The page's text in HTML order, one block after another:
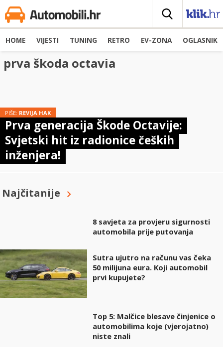
HOME VIJESTI TUNING RETRO EV-ZONA OGLASNIK
prva škoda octavia
PIŠE: REVIJA HAK
Prva generacija Škode Octavije:
Svjetski hit iz radionice čeških
inženjera!
Najčitanije
8 savjeta za provjeru sigurnosti
automobila prije putovanja
Sutra ujutro na računu vas čeka
50 milijuna eura. Koji automobil
prvi kupujete?
Top 5: Malčice blesave činjenice o
automobilima koje (vjerojatno)
niste znali